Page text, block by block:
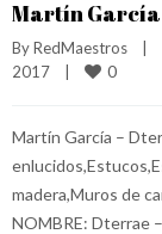
Martín
By RedMaestros
2017
0
Martín García –
madera,Muros de
NOMBRE: Dterrae